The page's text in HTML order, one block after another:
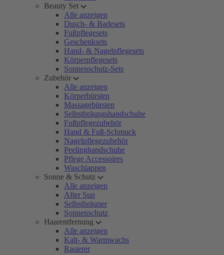
Beauty Set
Alle anzeigen
Dusch- & Badesets
Fußpflegesets
Geschenksets
Hand- & Nagelpflegesets
Körperpflegesets
Sonnenschutz-Sets
Zubehör
Alle anzeigen
Körperbürsten
Massagebürsten
Selbstbräungshandschuhe
Fußpflegezubehör
Hand & Fuß-Schmuck
Nagelpflegezubehör
Peelinghandschuhe
Pflege Accessoires
Waschlappen
Sonne & Schutz
Alle anzeigen
After Sun
Selbstbräuner
Sonnenschutz
Haarentfernung
Alle anzeigen
Kalt- & Warmwachs
Rasierer